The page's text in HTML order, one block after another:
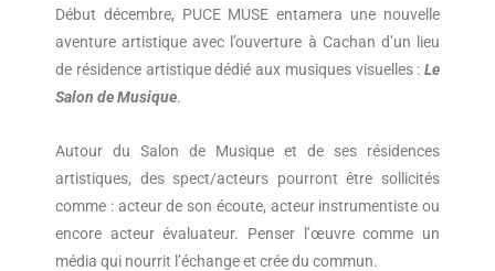
Début décembre, PUCE MUSE entamera une nouvelle
aventure artistique avec l’ouverture à Cachan d’un lieu
de résidence artistique dédié aux musiques visuelles : Le
Salon de Musique.
Autour du Salon de Musique et de ses résidences
artistiques, des spect/acteurs pourront être sollicités
comme : acteur de son écoute, acteur instrumentiste ou
encore acteur évaluateur. Penser l’œuvre comme un
média qui nourrit l’échange et crée du commun.